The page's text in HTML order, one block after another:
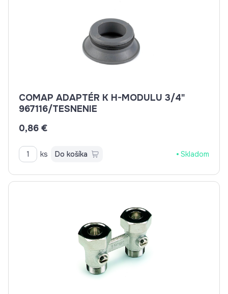
COMAP ADAPTÉR K H-MODULU 3/4"
967116/TESNENIE
0,86 €
ks Do košíka Skladom